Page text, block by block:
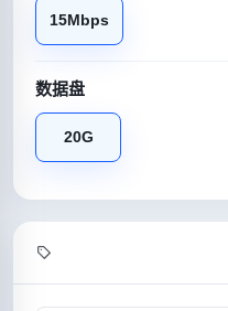
15Mbps
数据盘
20G